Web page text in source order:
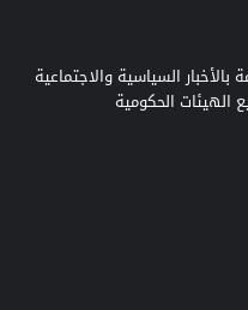
بالأخبار السياسية والاجتماعية
الهيئات الحكومية